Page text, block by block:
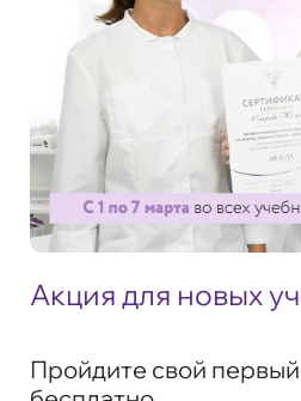
Акция для новых
Пройдите свой